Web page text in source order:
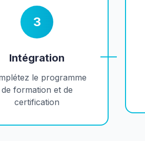
3
Intégration
le programme
de formation et de
certification